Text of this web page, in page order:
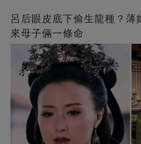
呂后眼皮底下偷生龍種？薄
來母子倆一條命